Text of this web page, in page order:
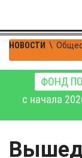
НОВОСТИ \
ФОНД
с начала